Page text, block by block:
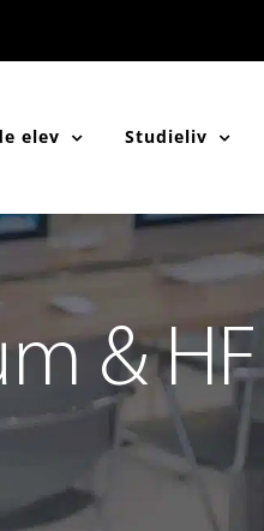
elev Studieliv
& HF